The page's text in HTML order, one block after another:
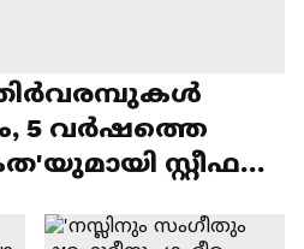
5 വർഷത്തെ
സ്റ്റീഫൻ